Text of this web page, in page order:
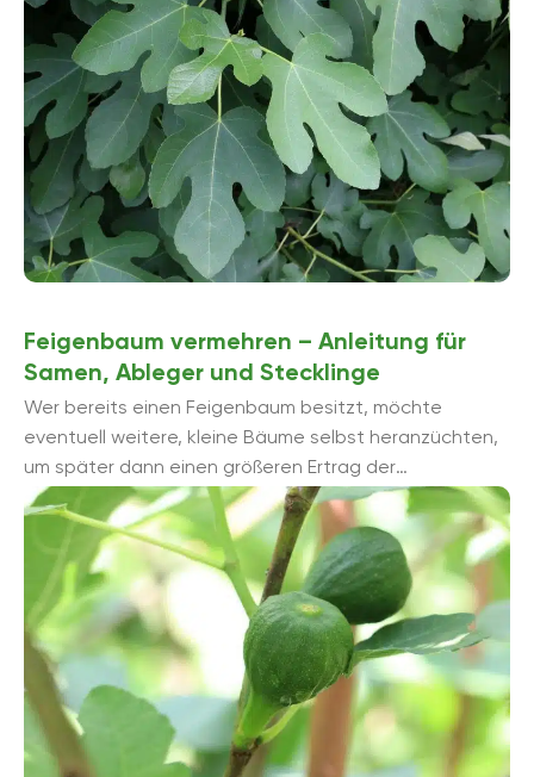
Feigenbaum vermehren – Anleitung für
Samen, Ableger und Stecklinge
Wer bereits einen Feigenbaum besitzt, möchte
eventuell weitere, kleine Bäume selbst heranzüchten,
um später dann einen größeren Ertrag der
schmackhaften Feigen zu besitzen. Aber auch ...